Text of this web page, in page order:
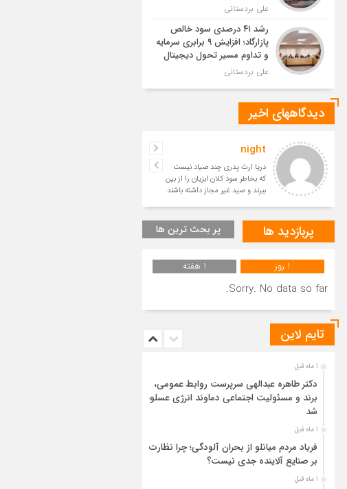
علی بردستانی
رشد ۴۱ درصدی سود خالص
پازارگاد؛ افزایش ۹ برابری سرمایه
و تداوم مسیر تحول دیجیتال
علی بردستانی
دیدگاههای اخیر
night
دریا ارث پدری چند صیاد نیست
که بخاطر سود کلان ابزیان را از بین
ببرند و صید غیر مجاز داشته باشند
پربازدید ها پر بحث ترین ها
1 روز 1 هفته
Sorry. No data so far.
تایم لاین
1 ماه قبل
دکتر طاهره عبدالهی سرپرست روابط عمومی،
برند و مسئولیت اجتماعی دماوند انرژی عسلویه
شد
1 ماه قبل
فریاد مردم میانلو از بحران آلودگی؛ چرا نظارت
بر صنایع آلاینده جدی نیست؟
1 ماه قبل